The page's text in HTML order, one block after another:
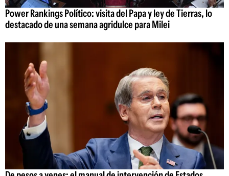
Power Rankings Político: visita del Papa y ley de Tierras, lo
destacado de una semana agridulce para Milei